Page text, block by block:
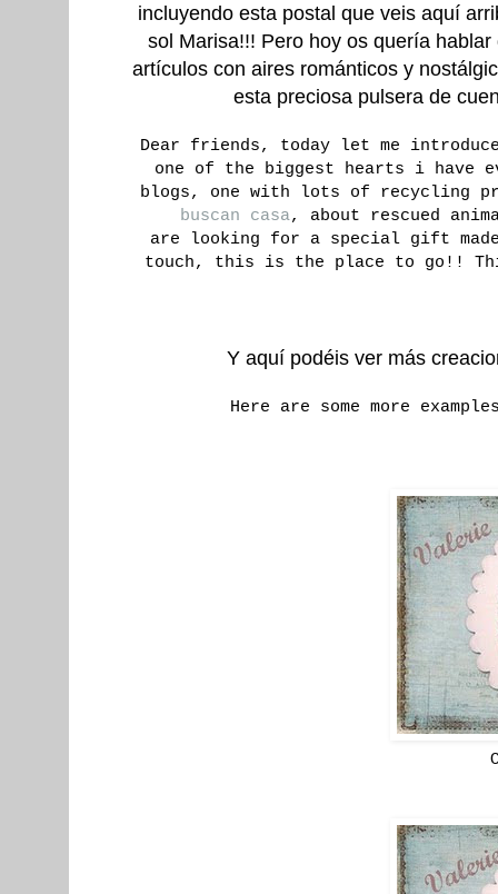
incluyendo esta postal que veis aquí
sol Marisa!!! Pero hoy os quería
artículos con aires románticos y
esta preciosa pulsera de
Dear friends, today let me
one of the biggest hearts i have
blogs, one with lots of recycling
buscan casa, about rescued
are looking for a special gift
touch, this is the place to go!!
Y aquí podéis ver más
Here are some more